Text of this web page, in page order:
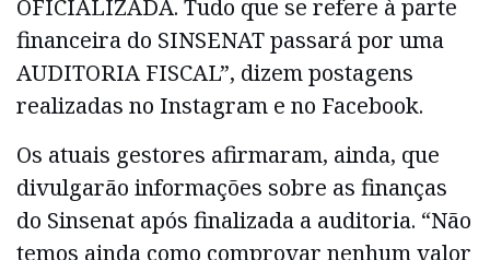
OFICIALIZADA. Tudo que se refere à parte
financeira do SINSENAT passará por uma
AUDITORIA FISCAL”, dizem postagens
realizadas no Instagram e no Facebook.
Os atuais gestores afirmaram, ainda, que
divulgarão informações sobre as finanças
do Sinsenat após finalizada a auditoria. “Não
temos ainda como comprovar nenhum valor